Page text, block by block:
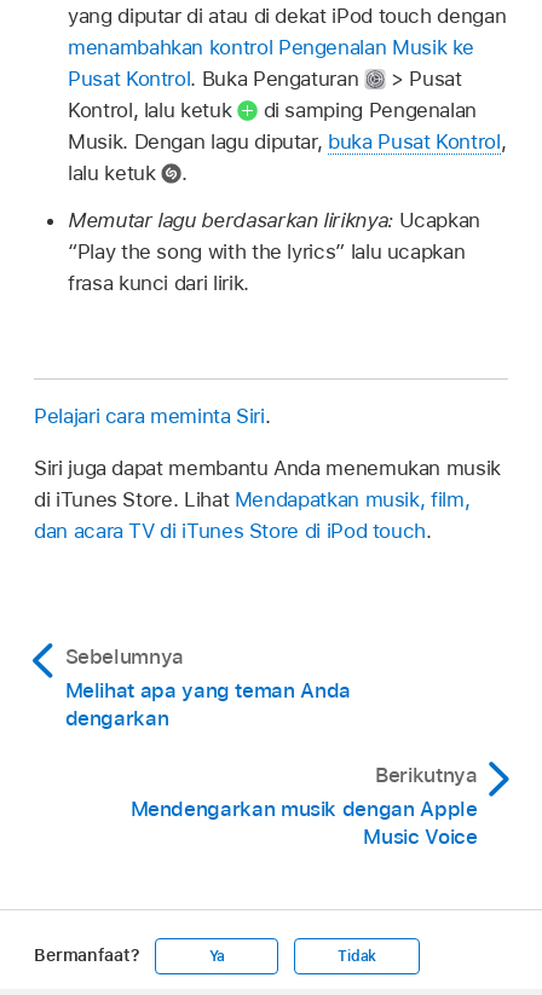
yang diputar di atau di dekat iPod touch dengan
menambahkan kontrol Pengenalan Musik ke
Pusat Kontrol. Buka Pengaturan
> Pusat
Kontrol, lalu ketuk
di samping Pengenalan
Musik. Dengan lagu diputar, buka Pusat Kontrol,
lalu ketuk
.
Memutar lagu berdasarkan liriknya:Ucapkan
“Play the song with the lyrics” lalu ucapkan
frasa kunci dari lirik.
Pelajari cara meminta Siri.
Siri juga dapat membantu Anda menemukan musik
di iTunes Store. Lihat Mendapatkan musik, film,
dan acara TV di iTunes Store di iPod touch.
Sebelumnya
Melihat apa yang teman Anda
dengarkan
Berikutnya
Mendengarkan musik dengan Apple
Music Voice
Bermanfaat? Ya Tidak